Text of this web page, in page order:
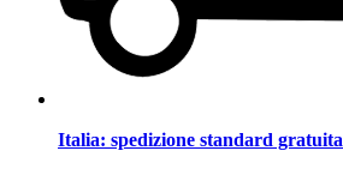
Italia: spedizione standard gratuita